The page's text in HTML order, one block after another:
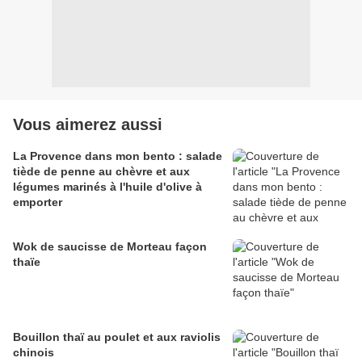
Vous aimerez aussi
La Provence dans mon bento : salade
tiède de penne au chèvre et aux
légumes marinés à l'huile d'olive à
emporter
Wok de saucisse de Morteau façon
thaïe
Bouillon thaï au poulet et aux raviolis
chinois